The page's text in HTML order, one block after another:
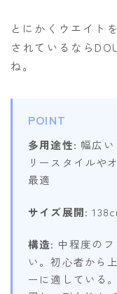
とにかくウエイト
されているなら
ね。
POINT
多用途性: 幅広
リースタイルや
最適
サイズ展開:
構造: 中程度の
い。初心者から
ーに適している